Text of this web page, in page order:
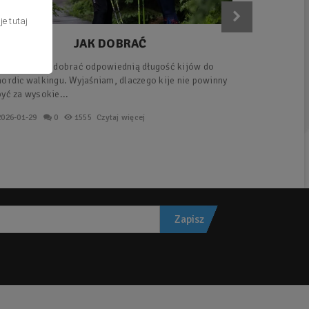
JAK DOBRAĆ
KIJÓW DO NORDIC
WALKINGU?
Sprawdź, jak dobrać odpowiednią długość kijów do
walkingu. Wyjaśniam, dlaczego kije nie powinny
za wysokie...
01-29 0 1555 Czytaj więcej
Zapisz
tutaj